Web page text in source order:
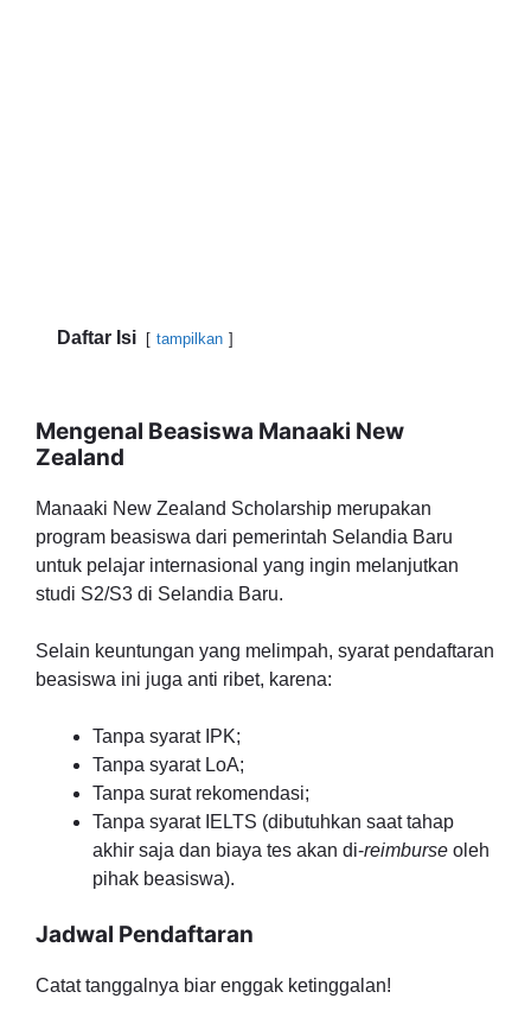
Daftar Isi tampilkan
Mengenal Beasiswa Manaaki New
Zealand
Manaaki New Zealand Scholarship merupakan
program beasiswa dari pemerintah Selandia Baru
untuk pelajar internasional yang ingin melanjutkan
studi S2/S3 di Selandia Baru.
Selain keuntungan yang melimpah, syarat pendaftaran
beasiswa ini juga anti ribet, karena:
Tanpa syarat IPK;
Tanpa syarat LoA;
Tanpa surat rekomendasi;
Tanpa syarat IELTS (dibutuhkan saat tahap
akhir saja dan biaya tes akan di-reimburse oleh
pihak beasiswa).
Jadwal Pendaftaran
Catat tanggalnya biar enggak ketinggalan!